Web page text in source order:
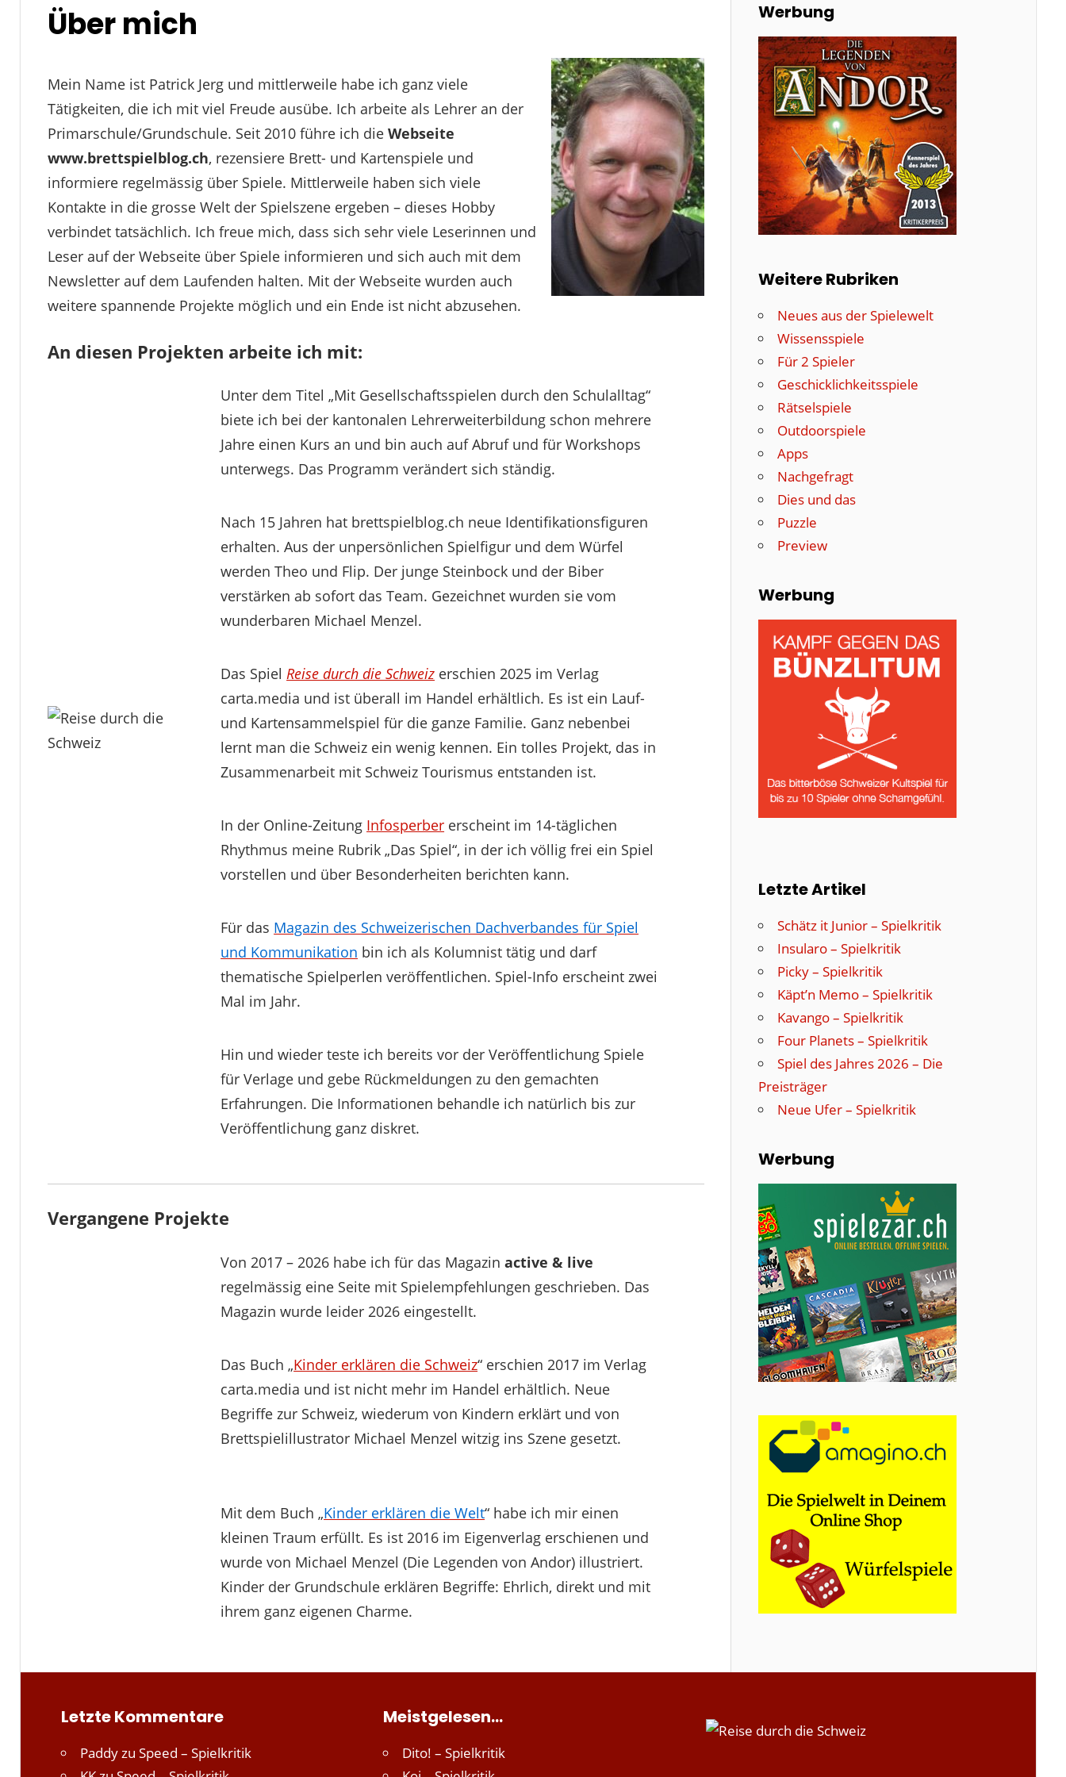
Über mich
Mein Name ist Patrick Jerg und mittlerweile habe ich ganz viele
Tätigkeiten, die ich mit viel Freude ausübe. Ich arbeite als Lehrer an der
Primarschule/Grundschule. Seit 2010 führe ich die Webseite
www.brettspielblog.ch, rezensiere Brett- und Kartenspiele und
informiere regelmässig über Spiele. Mittlerweile haben sich viele
Kontakte in die grosse Welt der Spielszene ergeben – dieses Hobby
verbindet tatsächlich. Ich freue mich, dass sich sehr viele Leserinnen und
Leser auf der Webseite über Spiele informieren und sich auch mit dem
Newsletter auf dem Laufenden halten. Mit der Webseite wurden auch
weitere spannende Projekte möglich und ein Ende ist nicht abzusehen.
An diesen Projekten arbeite ich mit:
Unter dem Titel „Mit Gesellschaftsspielen durch den Schulalltag“
biete ich bei der kantonalen Lehrerweiterbildung schon mehrere
Jahre einen Kurs an und bin auch auf Abruf und für Workshops
unterwegs. Das Programm verändert sich ständig.
Nach 15 Jahren hat brettspielblog.ch neue Identifikationsfiguren
erhalten. Aus der unpersönlichen Spielfigur und dem Würfel
werden Theo und Flip. Der junge Steinbock und der Biber
verstärken ab sofort das Team. Gezeichnet wurden sie vom
wunderbaren Michael Menzel.
Das SpielReise durch die Schweiz erschien 2025 im Verlag
carta.media und ist überall im Handel erhältlich. Es ist ein Lauf-
und Kartensammelspiel für die ganze Familie. Ganz nebenbei
lernt man die Schweiz ein wenig kennen. Ein tolles Projekt, das in
Zusammenarbeit mit Schweiz Tourismus entstanden ist.
In der Online-Zeitung Infosperber erscheint im 14-täglichen
Rhythmus meine Rubrik „Das Spiel“, in der ich völlig frei ein Spiel
vorstellen und über Besonderheiten berichten kann.
Für das Magazin des Schweizerischen Dachverbandes für Spiel
und Kommunikation bin ich als Kolumnist tätig und darf
thematische Spielperlen veröffentlichen. Spiel-Info erscheint zwei
Mal im Jahr.
Hin und wieder teste ich bereits vor der Veröffentlichung Spiele
für Verlage und gebe Rückmeldungen zu den gemachten
Erfahrungen. Die Informationen behandle ich natürlich bis zur
Veröffentlichung ganz diskret.
Vergangene Projekte
Von 2017 – 2026 habe ich für das Magazinactive & live
regelmässig eine Seite mit Spielempfehlungen geschrieben. Das
Magazin wurde leider 2026 eingestellt.
Das Buch „Kinder erklären die Schweiz“ erschien 2017 im Verlag
carta.media und ist nicht mehr im Handel erhältlich. Neue
Begriffe zur Schweiz, wiederum von Kindern erklärt und von
Brettspielillustrator Michael Menzel witzig ins Szene gesetzt.
Mit dem Buch „Kinder erklären die Welt“ habe ich mir einen
kleinen Traum erfüllt. Es ist 2016 im Eigenverlag erschienen und
wurde von Michael Menzel (Die Legenden von Andor) illustriert.
Kinder der Grundschule erklären Begriffe: Ehrlich, direkt und mit
ihrem ganz eigenen Charme.
Werbung
Weitere Rubriken
Neues aus der Spielewelt
Wissensspiele
Für 2 Spieler
Geschicklichkeitsspiele
Rätselspiele
Outdoorspiele
Apps
Nachgefragt
Dies und das
Puzzle
Preview
Werbung
Letzte Artikel
Schätz it Junior – Spielkritik
Insularo – Spielkritik
Picky – Spielkritik
Käpt’n Memo – Spielkritik
Kavango – Spielkritik
Four Planets – Spielkritik
Spiel des Jahres 2026 – Die
Preisträger
Neue Ufer – Spielkritik
Werbung
Letzte Kommentare
Paddyzu Speed – Spielkritik
Meistgelesen…
Dito! – Spielkritik